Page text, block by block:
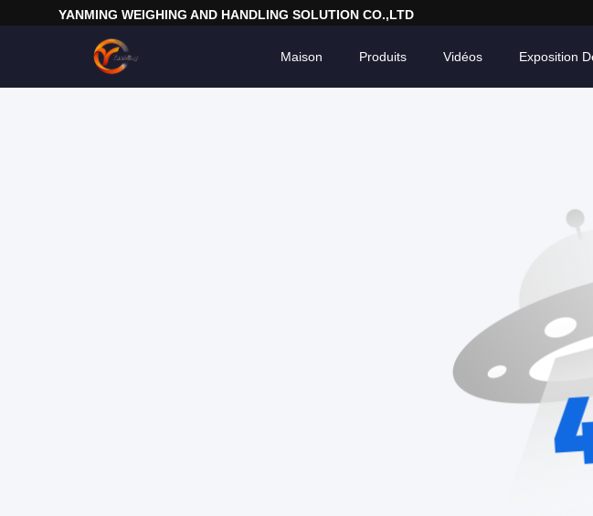
YANMING WEIGHING AND HANDLING SOLUTION CO.,LTD
Maison Produits Vidéos Exposition